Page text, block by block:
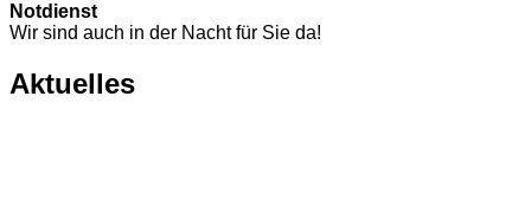
Notdienst
Wir sind auch in der Nacht für Sie da!
Aktuelles